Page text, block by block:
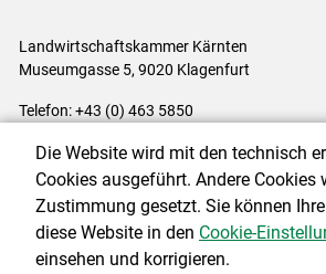
Landwirtschaftskammer Kärnten
Museumgasse 5, 9020 Klagenfurt
Telefon: +43 (0) 463 5850
Impressum|Kontakt|
Cookie-Einstellungen
Die Website wird mit den technisch
Cookies ausgeführt. Andere Cookies
Zustimmung gesetzt. Sie können
diese Website in den Cookie-
einsehen und korrigieren.